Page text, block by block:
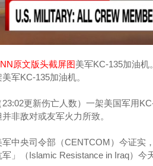
原文版头截屏图美军KC-135加油
美军KC-135加油机。
23:02更新伤亡人数）一架美国军用
并非敌对或友军火力所致。
军中央司令部（CENTCOM）今证实
军」（Islamic Resistance in Iraq）今